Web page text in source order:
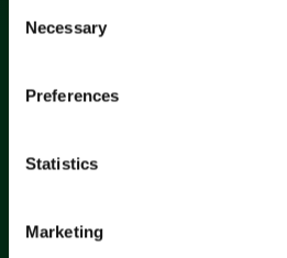
Selection
Necessary
Preferences
Statistics
Marketing
Tus datos solo son
compañero de IA y
Todos los datos están